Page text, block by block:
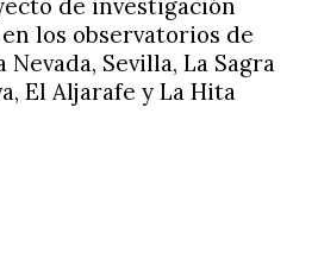
de investigación
los observatorios de
Sevilla, La Sagra
El Aljarafe y La Hita